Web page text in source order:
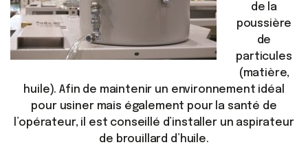
de la
poussière
de
particules
(matière,
huile). Afin de maintenir un environnement idéal
pour usiner mais également pour la santé de
l’opérateur, il est conseillé d’installer un aspirateur
de brouillard d’huile.